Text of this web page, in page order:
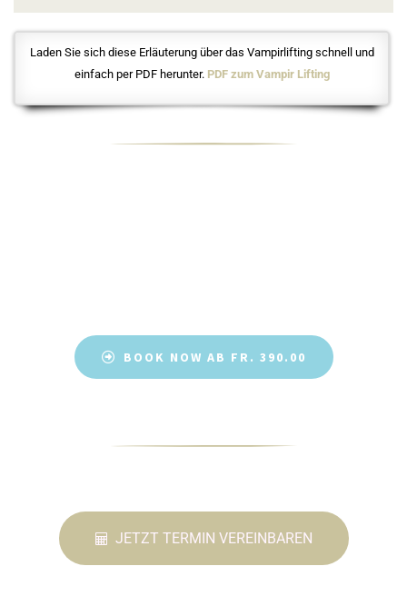
Laden Sie sich diese Erläuterung über das Vampirlifting schnell und
einfach per PDF herunter. PDF zum Vampir Lifting
BOOK NOW AB FR. 390.00
JETZT TERMIN VEREINBAREN